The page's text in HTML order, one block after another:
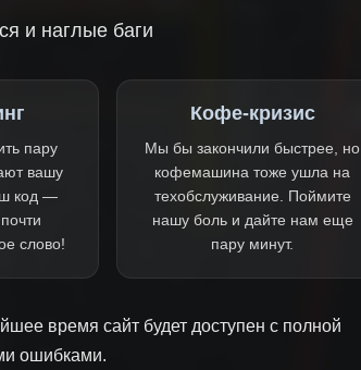
и наглые баги
пару
вашу
код —
слово!
Кофе-кризис
Мы бы закончили быстрее, но
кофемашина тоже ушла на
техобслуживание. Поймите
нашу боль и дайте нам еще
пару минут.
время сайт будет доступен с полной
ошибками.